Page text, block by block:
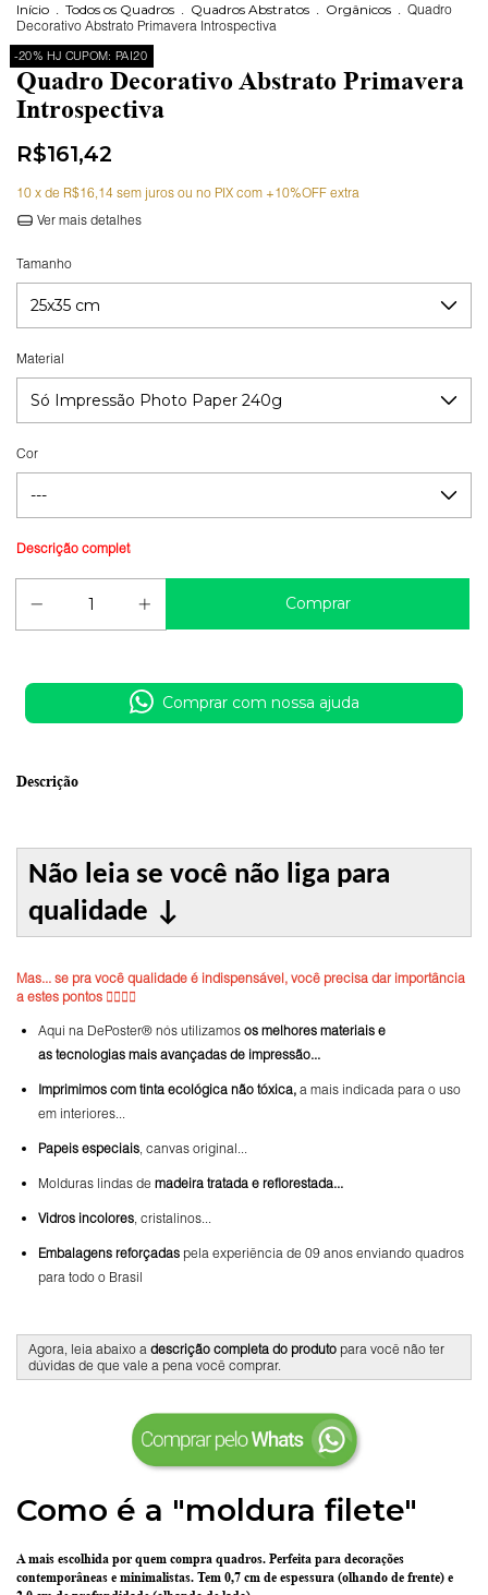
Início . Todos os Quadros . Quadros Abstratos . Orgânicos . Quadro
Decorativo Abstrato Primavera Introspectiva
-20% HJ CUPOM: PAI20
Quadro Decorativo Abstrato Primavera
Introspectiva
R$161,42
10 x de R$16,14 sem juros
Ver mais detalhes
Tamanho
Material
Cor
Comprar com nossa ajuda
Descrição
Não leia se você não liga para
qualidade ↓
Mas... se pra você qualidade é indispensável, você precisa dar importância
a estes pontos 👇🏼👇🏼
Aqui na DePoster® nós utilizamos os melhores materiais e
as tecnologias mais avançadas de impressão...
Imprimimos com tinta ecológica não tóxica, a mais indicada para o uso
em interiores...
Papeis especiais, canvas original...
Molduras lindas de madeira tratada e reflorestada...
Vidros incolores, cristalinos...
Embalagens reforçadas pela experiência de 09 anos enviando quadros
para todo o Brasil
Agora, leia abaixo a descrição completa do produto para você não ter
dúvidas de que vale a pena você comprar.
Como é a "moldura filete"
A mais escolhida por quem compra quadros. Perfeita para decorações
contemporâneas e minimalistas. Tem 0,7 cm de espessura (olhando de frente) e